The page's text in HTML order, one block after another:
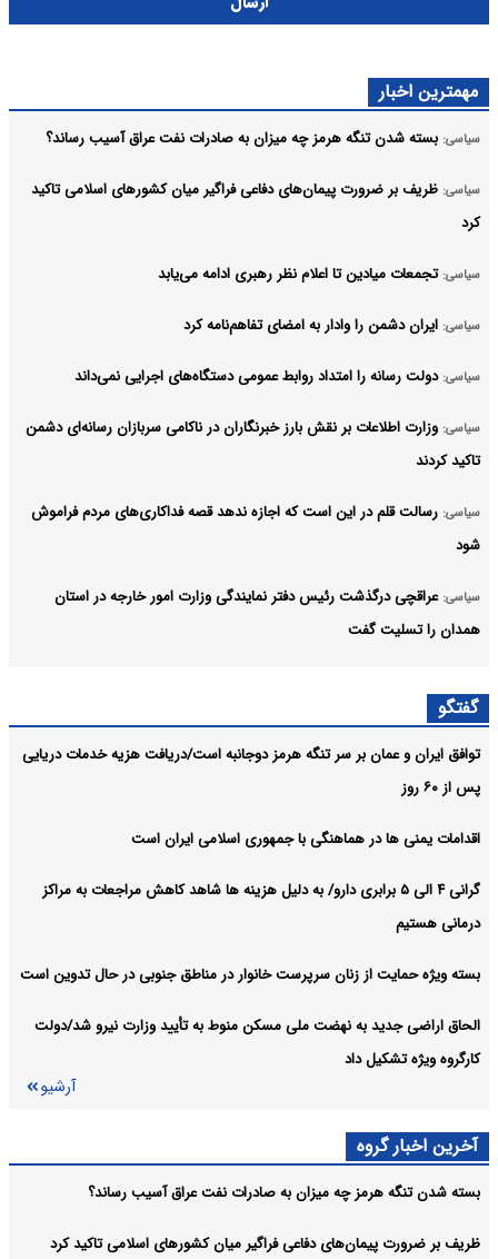
مهمترین اخبار
سیاسی: بسته شدن تنگه هرمز چه میزان به صادرات نفت عراق آسیب رساند؟
سیاسی: ظریف بر ضرورت پیمان‌های دفاعی فراگیر میان کشورهای اسلامی تاکید
کرد
سیاسی: تجمعات میادین تا اعلام نظر رهبری ادامه می‌یابد
سیاسی: ایران دشمن را وادار به امضای تفاهم‌نامه کرد
سیاسی: دولت رسانه را امتداد روابط عمومی دستگاه‌های اجرایی نمی‌داند
سیاسی: وزارت اطلاعات بر نقش بارز خبرنگاران در ناکامی سربازان رسانه‌ای دشمن
تاکید کردند
سیاسی: رسالت قلم در این است که اجازه ندهد قصه‌ فداکاری‌های مردم فراموش
شود
سیاسی: عراقچی درگذشت رئیس دفتر نمایندگی وزارت امور خارجه در استان
همدان را تسلیت گفت
سیاسی: پزشکیان درخشش تیم ملی المپیاد هوش مصنوعی ایران در رقابتهای
جهانی را تبریک گفت
گفتگو
توافق ایران و عمان بر سر تنگه هرمز دوجانبه است/دریافت هزیه خدمات دریایی
پس از ۶۰ روز
اقدامات یمنی ها در هماهنگی با جمهوری اسلامی ایران است
گرانی ۴ الی ۵ برابری دارو/ به دلیل هزینه ها شاهد کاهش مراجعات به مراکز
درمانی هستیم
بسته ویژه حمایت از زنان سرپرست خانوار در مناطق جنوبی در حال تدوین است
الحاق اراضی جدید به نهضت ملی مسکن منوط به تأیید وزارت نیرو شد/دولت
کارگروه ویژه تشکیل داد
آرشیو
آخرین اخبار گروه
بسته شدن تنگه هرمز چه میزان به صادرات نفت عراق آسیب رساند؟
ظریف بر ضرورت پیمان‌های دفاعی فراگیر میان کشورهای اسلامی تاکید کرد